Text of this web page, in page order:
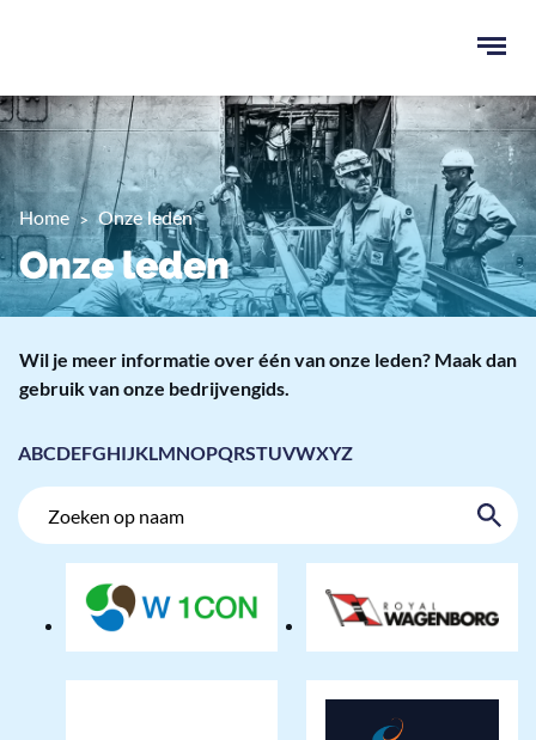
menu
Home Onze leden
Onze leden
Wil je meer informatie over één van onze leden? Maak dan
gebruik van onze bedrijvengids.
ABCDEFGHIJKLMNOPQRSTUVWXYZ
Zoek
op
W1CON
BV
Wagenborg
Offshore
Holding
BV